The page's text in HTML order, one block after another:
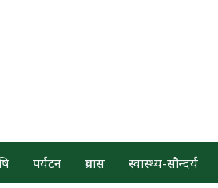
पर्यटन प्रवास स्वास्थ्य-सौन्दर्य